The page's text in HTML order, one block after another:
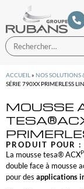
ACCUEIL » NOS SOLUTIONS
SÉRIE 790XX PRIMERLESS
MOUSSE
PRODUIT POUR
La mousse tesa® ACX
double face à mousse
pour des applications